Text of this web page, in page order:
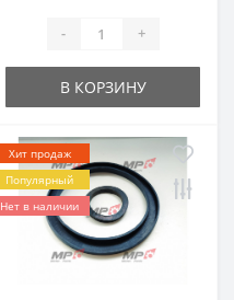
- +
В КОРЗИНУ
Хит продаж
Популярный
Нет в наличии